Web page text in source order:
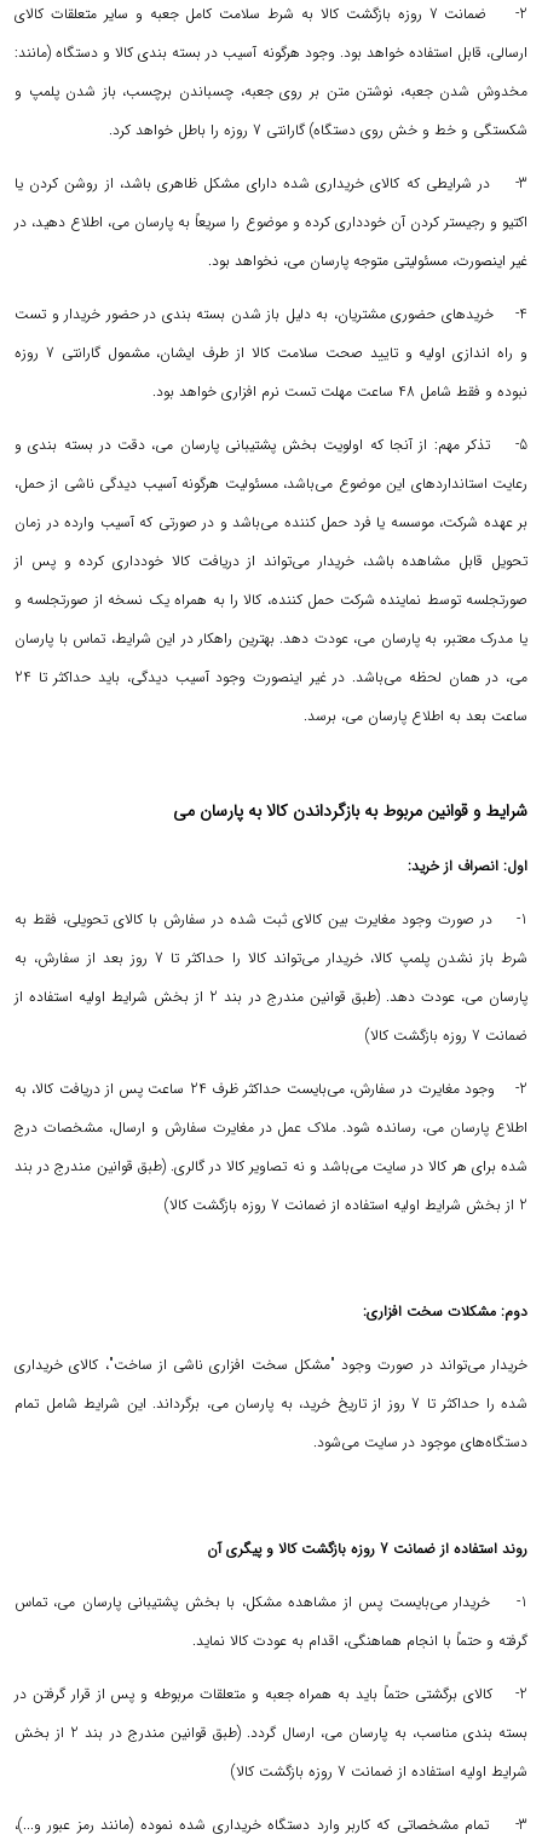
2- ضمانت 7 روزه بازگشت کالا به شرط سلامت کامل جعبه و سایر متعلقات کالای
ارسالی، قابل استفاده خواهد بود. وجود هرگونه آسیب در بسته بندی کالا و دستگاه (مانند:
مخدوش شدن جعبه، نوشتن متن بر روی جعبه، چسباندن برچسب، باز شدن پلمپ و
شکستگی و خط و خش روی دستگاه) گارانتی 7 روزه را باطل خواهد کرد.
3- در شرایطی که کالای خریداری شده دارای مشکل ظاهری باشد، از روشن کردن یا
اکتیو و رجیستر کردن آن خودداری کرده و موضوع را سریعاً به پارسان می، اطلاع دهید، در
غیر اینصورت، مسئولیتی متوجه پارسان می، نخواهد بود.
4- خریدهای حضوری مشتریان، به دلیل باز شدن بسته بندی در حضور خریدار و تست
و راه اندازی اولیه و تایید صحت سلامت کالا از طرف ایشان، مشمول گارانتی 7 روزه
نبوده و فقط شامل 48 ساعت مهلت تست نرم افزاری خواهد بود.
5- تذکر مهم: از آنجا که اولویت بخش پشتیبانی پارسان می، دقت در بسته بندی و
رعایت استانداردهای این موضوع می‌باشد، مسئولیت هرگونه آسیب دیدگی ناشی از حمل،
بر عهده شرکت، موسسه یا فرد حمل کننده می‌باشد و در صورتی که آسیب وارده در زمان
تحویل قابل مشاهده باشد، خریدار می‌تواند از دریافت کالا خودداری کرده و پس از
صورتجلسه توسط نماینده شرکت حمل کننده، کالا را به همراه یک نسخه از صورتجلسه و
یا مدرک معتبر، به پارسان می، عودت دهد. بهترین راهکار در این شرایط، تماس با پارسان
می، در همان لحظه می‌باشد. در غیر اینصورت وجود آسیب دیدگی، باید حداکثر تا 24
ساعت بعد به اطلاع پارسان می، برسد.
شرایط و قوانین مربوط به بازگرداندن کالا به پارسان می
اول: انصراف از خرید:
1- در صورت وجود مغایرت بین کالای ثبت شده در سفارش با کالای تحویلی، فقط به
شرط باز نشدن پلمپ کالا، خریدار می‌تواند کالا را حداکثر تا 7 روز بعد از سفارش، به
پارسان می، عودت دهد. (طبق قوانین مندرج در بند 2 از بخش شرایط اولیه استفاده از
ضمانت 7 روزه بازگشت کالا)
2- وجود مغایرت در سفارش، می‌بایست حداکثر ظرف 24 ساعت پس از دریافت کالا، به
اطلاع پارسان می، رسانده شود. ملاک عمل در مغایرت سفارش و ارسال، مشخصات درج
شده برای هر کالا در سایت می‌باشد و نه تصاویر کالا در گالری. (طبق قوانین مندرج در بند
2 از بخش شرایط اولیه استفاده از ضمانت 7 روزه بازگشت کالا)
دوم: مشکلات سخت افزاری:
خریدار می‌تواند در صورت وجود "مشکل سخت افزاری ناشی از ساخت"، کالای خریداری
شده را حداکثر تا 7 روز از تاریخ خرید، به پارسان می، برگرداند. این شرایط شامل تمام
دستگاه‌های موجود در سایت می‌شود.
روند استفاده از ضمانت 7 روزه بازگشت کالا و پیگری آن
1- خریدار می‌بایست پس از مشاهده مشکل، با بخش پشتیبانی پارسان می، تماس
گرفته و حتماً با انجام هماهنگی، اقدام به عودت کالا نماید.
2- کالای برگشتی حتماً باید به همراه جعبه و متعلقات مربوطه و پس از قرار گرفتن در
بسته بندی مناسب، به پارسان می، ارسال گردد. (طبق قوانین مندرج در بند 2 از بخش
شرایط اولیه استفاده از ضمانت 7 روزه بازگشت کالا)
3- تمام مشخصاتی که کاربر وارد دستگاه خریداری شده نموده (مانند رمز عبور و...)،